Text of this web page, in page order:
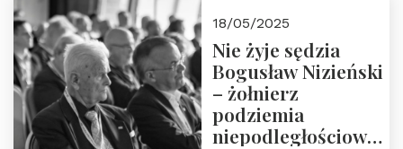
18/05/2025
Nie żyje sędzia
Bogusław Nizieński
– żołnierz
podziemia
niepodległościowego